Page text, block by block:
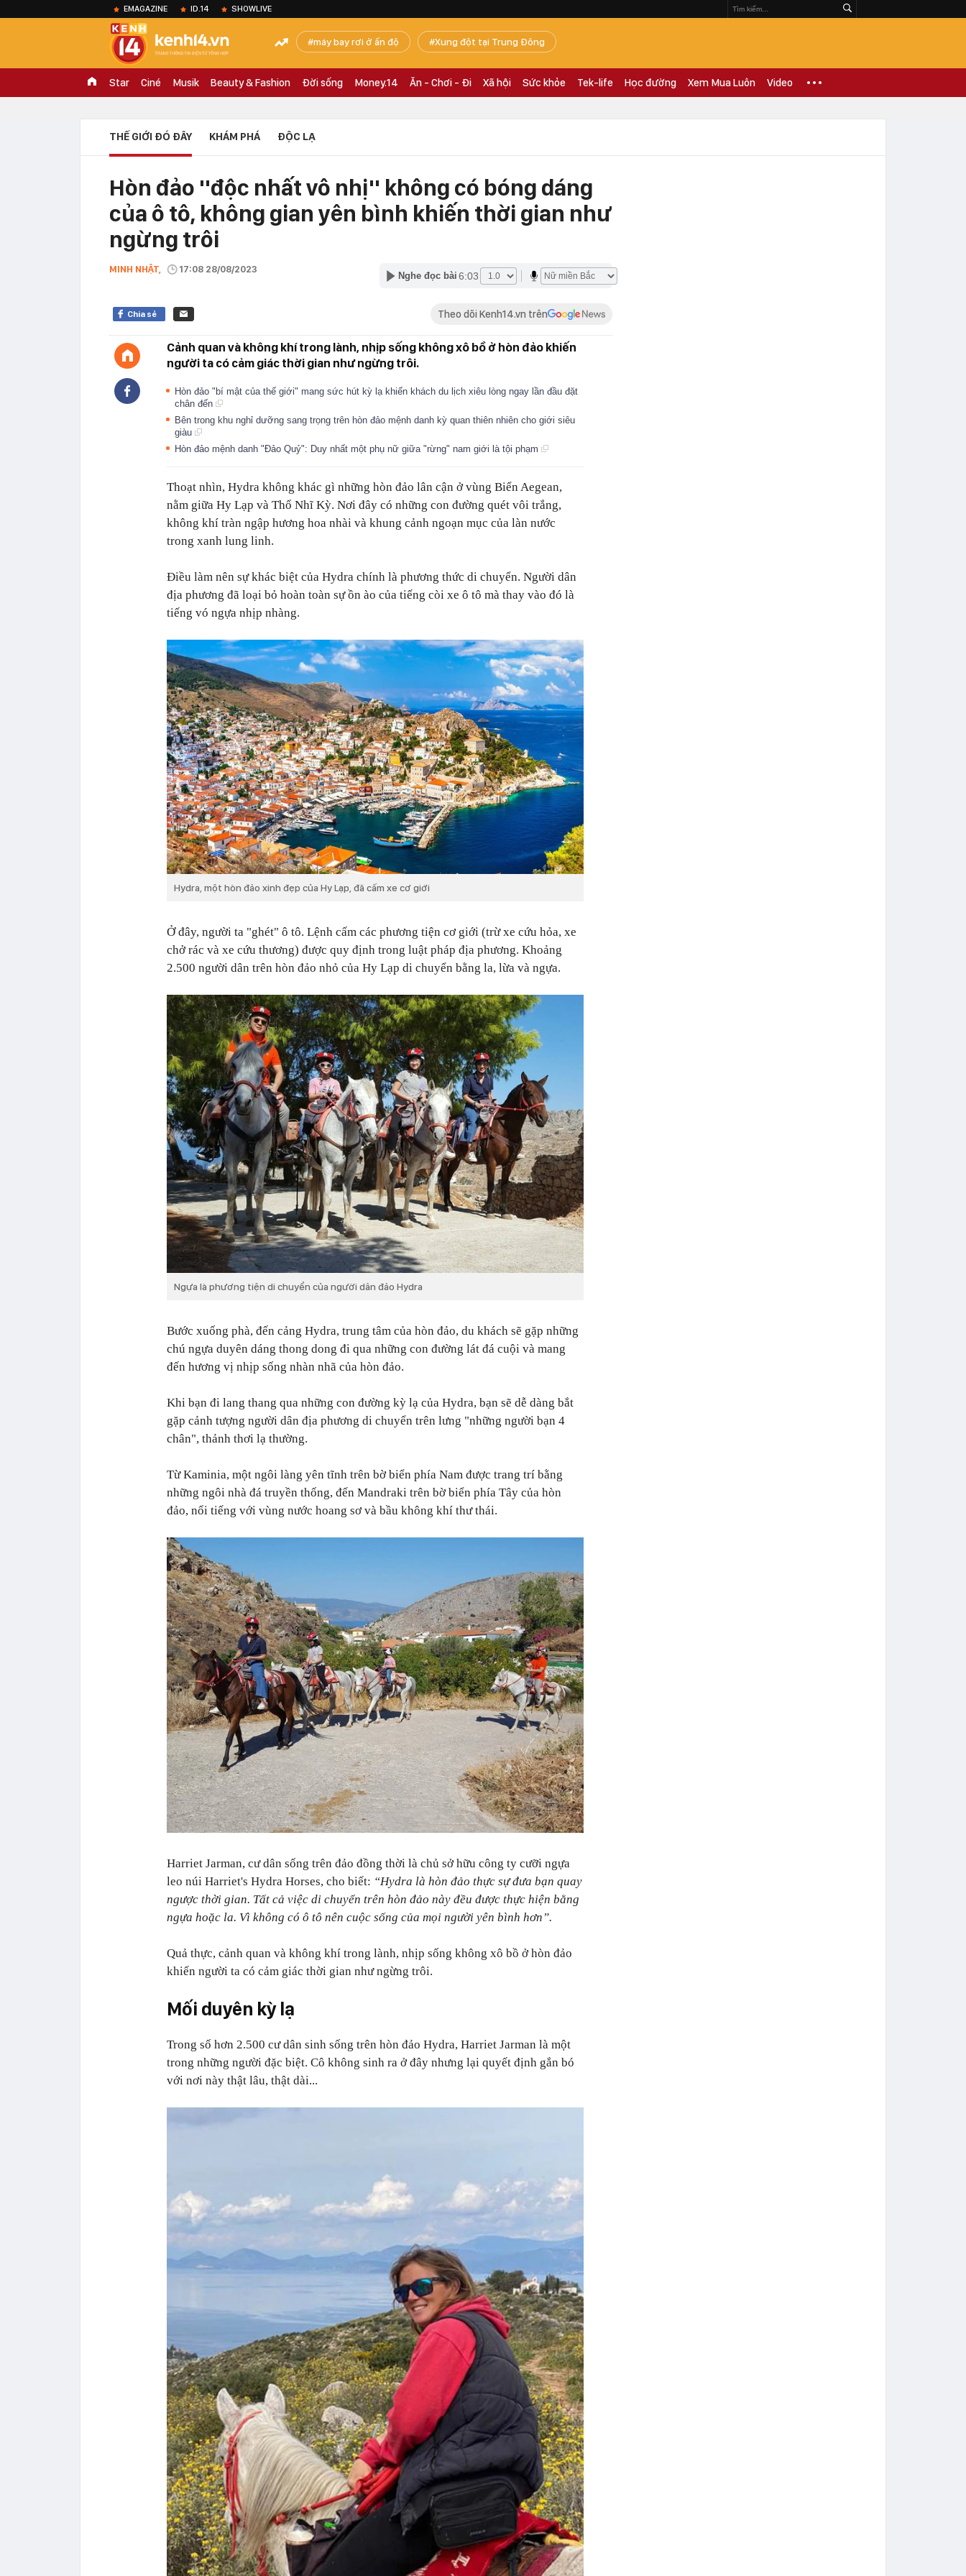
EMAGAZINE ID.14 SHOWLIVE
máy bay rơi ở ấn độ Xung đột tại Trung Đông
Star Ciné Musik Beauty & Fashion Đời sống Money.14 Ăn - Chơi - Đi Xã hội Sức khỏe Tek-life Học đường Xem Mua Luôn Video
THẾ GIỚI ĐÓ ĐÂY KHÁM PHÁ ĐỘC LẠ
Hòn đảo ''độc nhất vô nhị'' không có bóng dáng
của ô tô, không gian yên bình khiến thời gian như
ngừng trôi
MINH NHẬT, 17:08 28/08/2023
Nghe đọc bài 6:03
Chia sẻ Theo dõi Kenh14.vn trên
Cảnh quan và không khí trong lành, nhịp sống không xô bồ ở hòn đảo khiến
người ta có cảm giác thời gian như ngừng trôi.
Hòn đảo "bí mật của thế giới" mang sức hút kỳ lạ khiến khách du lịch xiêu lòng ngay lần đầu đặt
chân đến
Bên trong khu nghỉ dưỡng sang trọng trên hòn đảo mệnh danh kỳ quan thiên nhiên cho giới siêu
giàu
Hòn đảo mệnh danh "Đảo Quỷ": Duy nhất một phụ nữ giữa "rừng" nam giới là tội phạm
Thoạt nhìn, Hydra không khác gì những hòn đảo lân cận ở vùng Biển Aegean,
nằm giữa Hy Lạp và Thổ Nhĩ Kỳ. Nơi đây có những con đường quét vôi trắng,
không khí tràn ngập hương hoa nhài và khung cảnh ngoạn mục của làn nước
trong xanh lung linh.
Điều làm nên sự khác biệt của Hydra chính là phương thức di chuyển. Người dân
địa phương đã loại bỏ hoàn toàn sự ồn ào của tiếng còi xe ô tô mà thay vào đó là
tiếng vó ngựa nhịp nhàng.
Hydra, một hòn đảo xinh đẹp của Hy Lạp, đã cấm xe cơ giới
Ở đây, người ta "ghét" ô tô. Lệnh cấm các phương tiện cơ giới (trừ xe cứu hỏa, xe
chở rác và xe cứu thương) được quy định trong luật pháp địa phương. Khoảng
2.500 người dân trên hòn đảo nhỏ của Hy Lạp di chuyển bằng la, lừa và ngựa.
Ngựa là phương tiện di chuyển của người dân đảo Hydra
Bước xuống phà, đến cảng Hydra, trung tâm của hòn đảo, du khách sẽ gặp những
chú ngựa duyên dáng thong dong đi qua những con đường lát đá cuội và mang
đến hương vị nhịp sống nhàn nhã của hòn đảo.
Khi bạn đi lang thang qua những con đường kỳ lạ của Hydra, bạn sẽ dễ dàng bắt
gặp cảnh tượng người dân địa phương di chuyển trên lưng "những người bạn 4
chân", thảnh thơi lạ thường.
Từ Kaminia, một ngôi làng yên tĩnh trên bờ biển phía Nam được trang trí bằng
những ngôi nhà đá truyền thống, đến Mandraki trên bờ biển phía Tây của hòn
đảo, nổi tiếng với vùng nước hoang sơ và bầu không khí thư thái.
Harriet Jarman, cư dân sống trên đảo đồng thời là chủ sở hữu công ty cưỡi ngựa
leo núi Harriet's Hydra Horses, cho biết: “Hydra là hòn đảo thực sự đưa bạn quay
ngược thời gian. Tất cả việc di chuyển trên hòn đảo này đều được thực hiện bằng
ngựa hoặc la. Vì không có ô tô nên cuộc sống của mọi người yên bình hơn”.
Quả thực, cảnh quan và không khí trong lành, nhịp sống không xô bồ ở hòn đảo
khiến người ta có cảm giác thời gian như ngừng trôi.
Mối duyên kỳ lạ
Trong số hơn 2.500 cư dân sinh sống trên hòn đảo Hydra, Harriet Jarman là một
trong những người đặc biệt. Cô không sinh ra ở đây nhưng lại quyết định gắn bó
với nơi này thật lâu, thật dài...